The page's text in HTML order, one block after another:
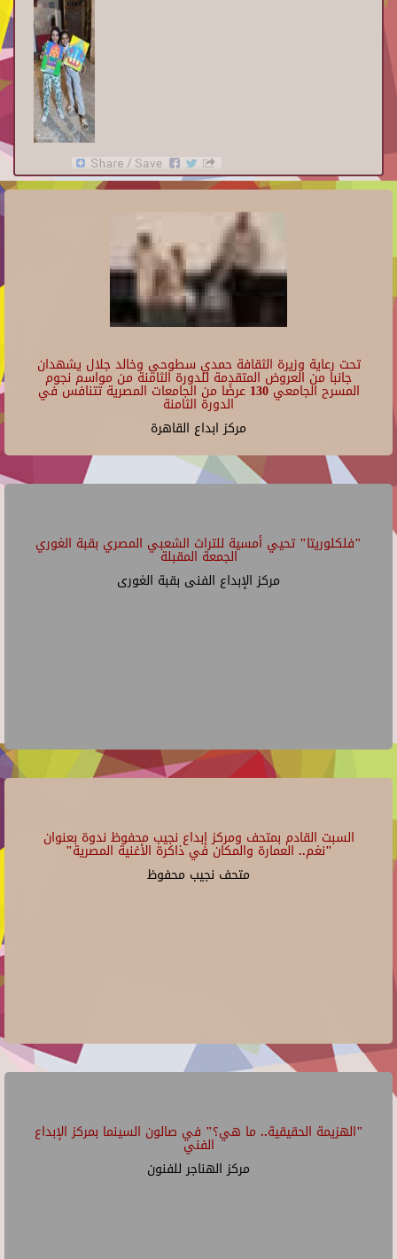
تحت رعاية وزيرة الثقافة حمدي سطوحي وخالد جلال يشهدان
جانبا من العروض المتقدمة للدورة الثامنة من مواسم نجوم
المسرح الجامعي 130 عرضًا من الجامعات المصرية تتنافس في
الدورة الثامنة
مركز ابداع القاهرة
"فلكلوريتا" تحيي أمسية للتراث الشعبي المصري بقبة الغوري
الجمعة المقبلة
مركز الإبداع الفنى بقبة الغورى
السبت القادم بمتحف ومركز إبداع نجيب محفوظ ندوة بعنوان
"نغم.. العمارة والمكان في ذاكرة الأغنية المصرية"
متحف نجيب محفوظ
"الهزيمة الحقيقية.. ما هي؟" في صالون السينما بمركز الإبداع
الفني
مركز الهناجر للفنون